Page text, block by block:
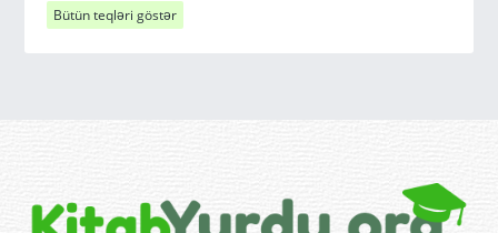
Bütün teqləri göstər